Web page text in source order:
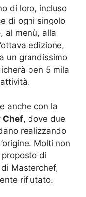
di loro, incluso
di ogni singolo
al menù, alla
edizione,
un grandissimo
ben 5 mila
anche con la
Chef, dove due
realizzando
Molti non
di
Masterchef,
rifiutato.